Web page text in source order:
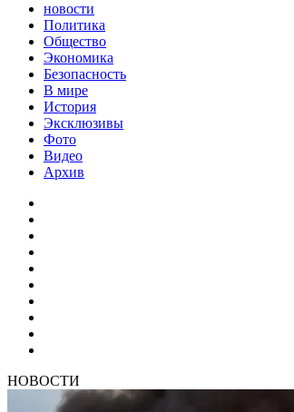
новости
Политика
Общество
Экономика
Безопасность
В мире
История
Эксклюзивы
Фото
Видео
Архив
НОВОСТИ